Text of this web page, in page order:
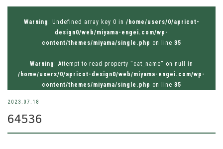
お問い合わせ
お問い合わせはお気軽にどうぞ
tel.026-214-8221
Warning : Undefined array key 0 in /home/users/0/apricot-
design0/web/miyama-engei.com/wp-
content/themes/miyama/single.php on line 35
Warning : Attempt to read property "cat_name" on null in
/home/users/0/apricot-design0/web/miyama-engei.com/wp-
content/themes/miyama/single.php on line 35
2023.07.18
64536